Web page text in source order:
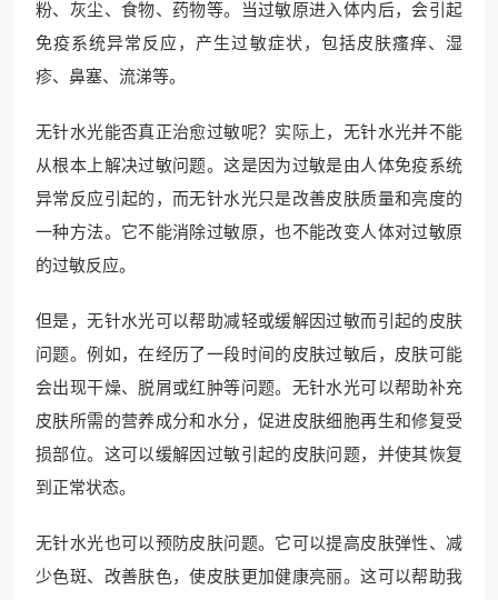
粉、灰尘、食物、药物等。当过敏原进入体内后，会引起
免疫系统异常反应，产生过敏症状，包括皮肤瘙痒、湿
疹、鼻塞、流涕等。
无针水光能否真正治愈过敏呢？实际上，无针水光并不能
从根本上解决过敏问题。这是因为过敏是由人体免疫系统
异常反应引起的，而无针水光只是改善皮肤质量和亮度的
一种方法。它不能消除过敏原，也不能改变人体对过敏原
的过敏反应。
但是，无针水光可以帮助减轻或缓解因过敏而引起的皮肤
问题。例如，在经历了一段时间的皮肤过敏后，皮肤可能
会出现干燥、脱屑或红肿等问题。无针水光可以帮助补充
皮肤所需的营养成分和水分，促进皮肤细胞再生和修复受
损部位。这可以缓解因过敏引起的皮肤问题，并使其恢复
到正常状态。
无针水光也可以预防皮肤问题。它可以提高皮肤弹性、减
少色斑、改善肤色，使皮肤更加健康亮丽。这可以帮助我